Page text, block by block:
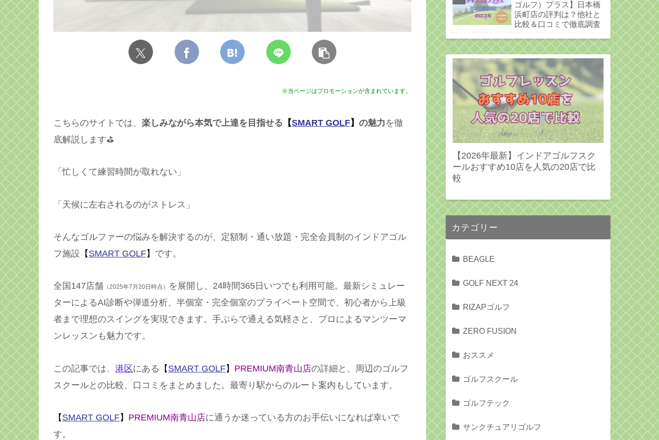
※当ページはプロモーションが含まれています。
こちらのサイトでは、 楽しみながら本気で上達を目指せる 【SMART GOLF】 の魅力 を徹
底解説します⛳️
「忙しくて練習時間が取れない」
「天候に左右されるのがストレス」
そんなゴルファーの悩みを解決するのが、定額制・通い放題・完全会員制のインドアゴル
フ施設 【 SMART GOLF】 です。
全国147店舗 （2025年7月20日時点）
を展開し、24時間365日いつでも利用可能。最新シミュレー
ターによるAI診断や弾道分析、半個室・完全個室のプライベート空間で、初心者から上級
者まで理想のスイングを実現できます。手ぶらで通える気軽さと、プロによるマンツーマ
ンレッスンも魅力です。
この記事では、 港区にある 【 SMART GOLF】 PREMIUM南青山店の詳細と、周辺のゴルフ
スクールとの比較、口コミをまとめました。最寄り駅からのルート案内もしています。
【 SMART GOLF】 PREMIUM南青山店に通うか迷っている方のお手伝いになれば幸いで
す。
ゴルフ）プラス】日本橋
浜町店の評判は？他社と
比較＆口コミで徹底調査
【2026年最新】インドアゴルフスク
ールおすすめ10店を人気の20店で比
較
カテゴリー
BEAGLE
GOLF NEXT 24
RIZAPゴルフ
ZERO FUSION
おススメ
ゴルフスクール
ゴルフテック
サンクチュアリゴルフ